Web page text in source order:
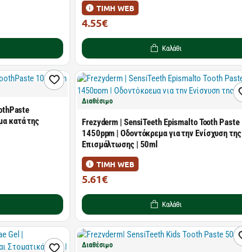
ΤΙΜΗ WEB
4.55€
Καλάθι
κατά της
Διαθέσιμο
Frezyderm | SensiTeeth Epismalto Tooth Paste
1450ppm | Οδοντόκρεμα για την Ενίσχυση της
Επισμάλτωσης | 50ml
ΤΙΜΗ WEB
5.61€
Καλάθι
Διαθέσιμο